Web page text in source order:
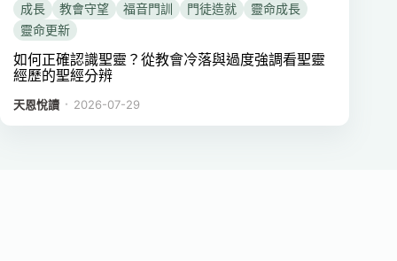
成長 教會守望 福音門訓 門徒造就
靈命成長
靈命更新
如何正確認識聖靈？從教會冷落與過度強調看聖靈
經歷的聖經分辨
天恩悅讀 ． 2026-07-29